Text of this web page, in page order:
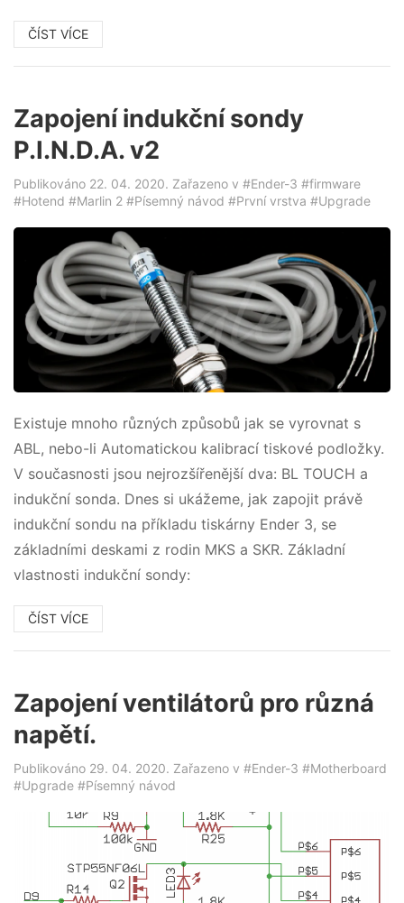
ČÍST VÍCE
Zapojení indukční sondy
P.I.N.D.A. v2
Publikováno 22. 04. 2020. Zařazeno v #Ender-3 #firmware
#Hotend #Marlin 2 #Písemný návod #První vrstva #Upgrade
Existuje mnoho různých způsobů jak se vyrovnat s
ABL, nebo-li Automatickou kalibrací tiskové podložky.
V současnosti jsou nejrozšířenější dva: BL TOUCH a
indukční sonda. Dnes si ukážeme, jak zapojit právě
indukční sondu na příkladu tiskárny Ender 3, se
základními deskami z rodin MKS a SKR. Základní
vlastnosti indukční sondy:
ČÍST VÍCE
Zapojení ventilátorů pro různá
napětí.
Publikováno 29. 04. 2020. Zařazeno v #Ender-3 #Motherboard
#Upgrade #Písemný návod